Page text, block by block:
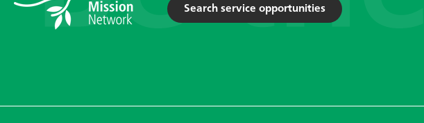
Search service opportunities